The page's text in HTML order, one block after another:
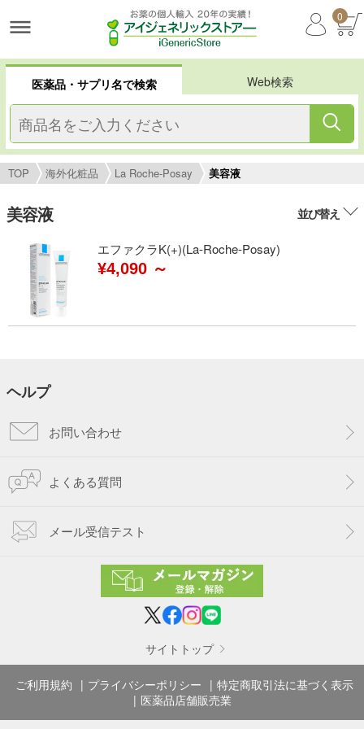
0
医薬品・サプリ名で検索 Web検索
TOP 海外化粧品 La Roche-Posay 美容液
美容液 並び替え
エファクラK(+)(La-Roche-Posay)
¥4,090 ～
ヘルプ
お問い合わせ
よくある質問
メール受信テスト
サイトトップ
ご利用規約 プライバシーポリシー
特定商取引法に基づく表示
医薬品店舗販売業